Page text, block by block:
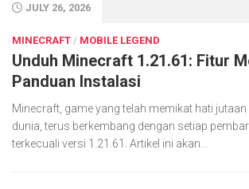
JULY 26, 2026
MINECRAFT / MOBILE LEGEND
Unduh Minecraft 1.21.61: Fitur
Panduan Instalasi
Minecraft, game yang telah memikat hati
dunia, terus berkembang dengan setiap
terkecuali versi 1.21.61. Artikel ini akan...